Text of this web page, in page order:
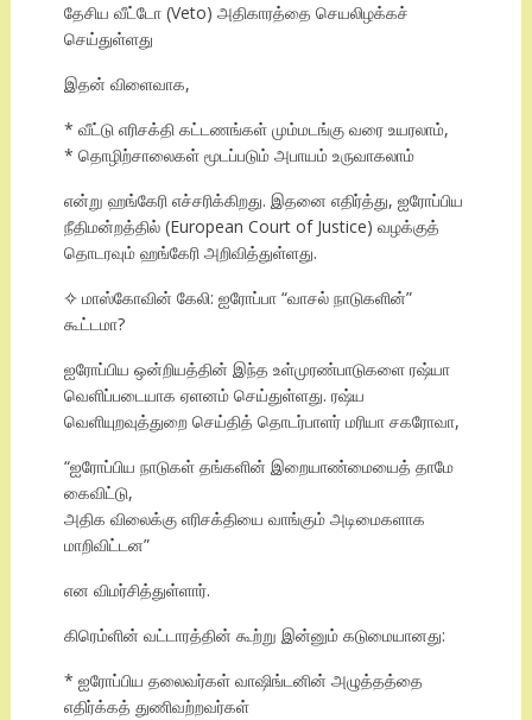
தேசிய வீட்டோ (Veto) அதிகாரத்தை செயலிழக்கச்
செய்துள்ளது
இதன் விளைவாக,
* வீட்டு எரிசக்தி கட்டணங்கள் மும்மடங்கு வரை உயரலாம்,
* தொழிற்சாலைகள் மூடப்படும் அபாயம் உருவாகலாம்
என்று ஹங்கேரி எச்சரிக்கிறது. இதனை எதிர்த்து, ஐரோப்பிய
நீதிமன்றத்தில் (European Court of Justice) வழக்குத்
தொடரவும் ஹங்கேரி அறிவித்துள்ளது.
✧ மாஸ்கோவின் கேலி: ஐரோப்பா “வாசல் நாடுகளின்”
கூட்டமா?
ஐரோப்பிய ஒன்றியத்தின் இந்த உள்முரண்பாடுகளை ரஷ்யா
வெளிப்படையாக ஏளனம் செய்துள்ளது. ரஷ்ய
வெளியுறவுத்துறை செய்தித் தொடர்பாளர் மரியா சகரோவா,
“ஐரோப்பிய நாடுகள் தங்களின் இறையாண்மையைத் தாமே
கைவிட்டு,
அதிக விலைக்கு எரிசக்தியை வாங்கும் அடிமைகளாக
மாறிவிட்டன”
என விமர்சித்துள்ளார்.
கிரெம்ளின் வட்டாரத்தின் கூற்று இன்னும் கடுமையானது:
* ஐரோப்பிய தலைவர்கள் வாஷிங்டனின் அழுத்தத்தை
எதிர்க்கத் துணிவற்றவர்கள்